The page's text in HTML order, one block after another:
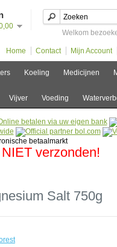
Welkom
Home Contact Mijn Account
Koeling Medicijnen
Vijver Voeding
verzonden!
Salt 750g